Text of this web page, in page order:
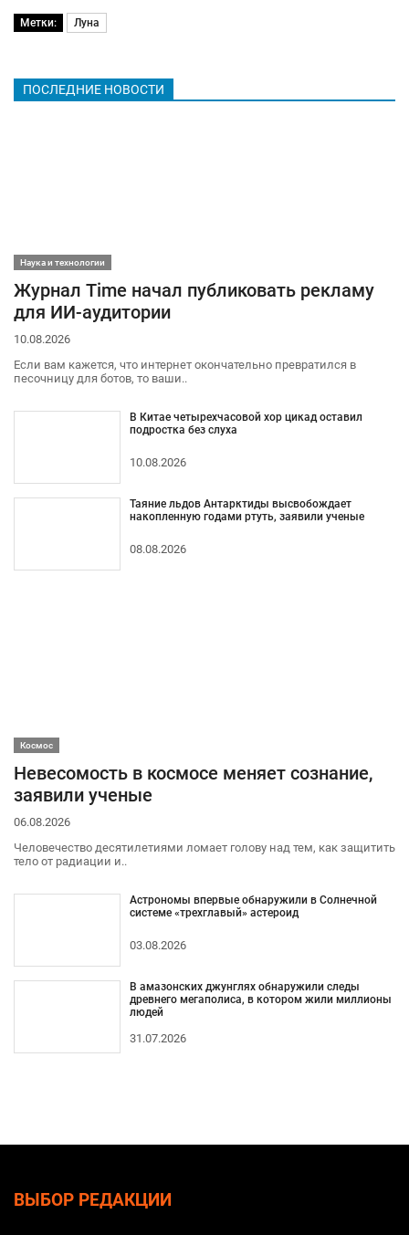
Метки: Луна
ПОСЛЕДНИЕ НОВОСТИ
Наука и технологии
Журнал Time начал публиковать рекламу
для ИИ-аудитории
10.08.2026
Если вам кажется, что интернет окончательно превратился в
песочницу для ботов, то ваши..
В Китае четырехчасовой хор цикад оставил
подростка без слуха
10.08.2026
Таяние льдов Антарктиды высвобождает
накопленную годами ртуть, заявили ученые
08.08.2026
Космос
Невесомость в космосе меняет сознание,
заявили ученые
06.08.2026
Человечество десятилетиями ломает голову над тем, как защитить
тело от радиации и..
Астрономы впервые обнаружили в Солнечной
системе «трехглавый» астероид
03.08.2026
В амазонских джунглях обнаружили следы
древнего мегаполиса, в котором жили миллионы
людей
31.07.2026
ВЫБОР РЕДАКЦИИ